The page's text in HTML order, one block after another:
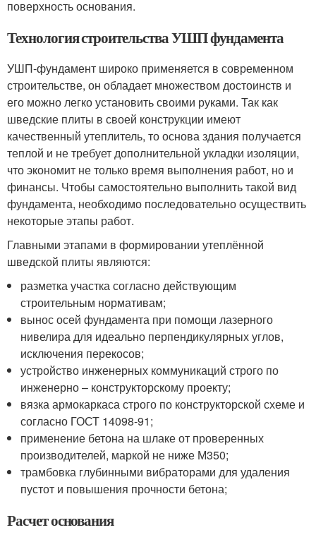
поверхность основания.
Технология строительства УШП фундамента
УШП-фундамент широко применяется в современном
строительстве, он обладает множеством достоинств и
его можно легко установить своими руками. Так как
шведские плиты в своей конструкции имеют
качественный утеплитель, то основа здания получается
теплой и не требует дополнительной укладки изоляции,
что экономит не только время выполнения работ, но и
финансы. Чтобы самостоятельно выполнить такой вид
фундамента, необходимо последовательно осуществить
некоторые этапы работ.
Главными этапами в формировании утеплённой
шведской плиты являются:
разметка участка согласно действующим
строительным нормативам;
вынос осей фундамента при помощи лазерного
нивелира для идеально перпендикулярных углов,
исключения перекосов;
устройство инженерных коммуникаций строго по
инженерно – конструкторскому проекту;
вязка армокаркаса строго по конструкторской схеме и
согласно ГОСТ 14098-91;
применение бетона на шлаке от проверенных
производителей, маркой не ниже М350;
трамбовка глубинными вибраторами для удаления
пустот и повышения прочности бетона;
Расчет основания